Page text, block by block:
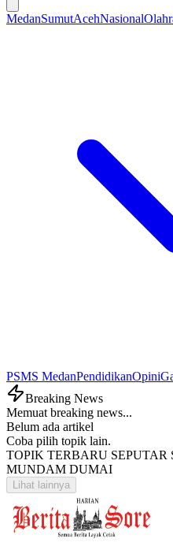
MedanSumutAcehNasional
PSMS MedanPendidikanOpini
Breaking News
Memuat breaking news...
Belum ada artikel
Coba pilih topik lain.
TOPIK TERBARU SEPUTAR
MUNDAM DUMAI
Lihat lainnya